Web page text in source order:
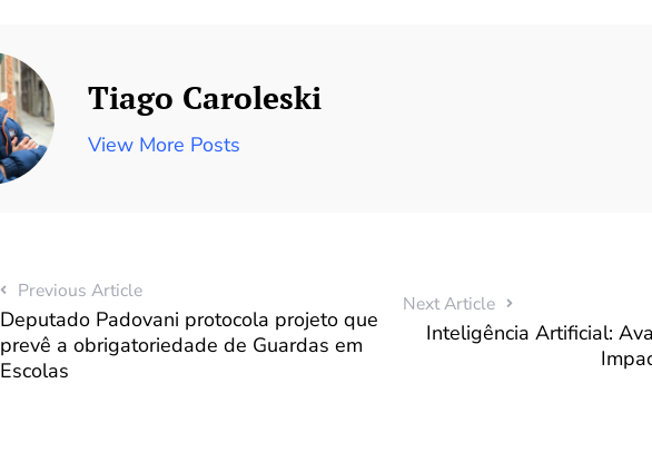
Tiago Caroleski
View More Posts
Previous Article
Deputado Padovani protocola projeto que
prevê a obrigatoriedade de Guardas em
Escolas
Next Article
Inteligência Artificial: